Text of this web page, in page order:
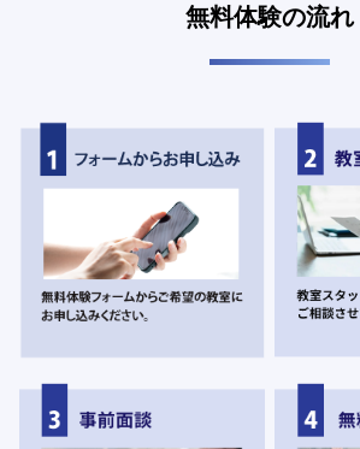
無料体験の流れ